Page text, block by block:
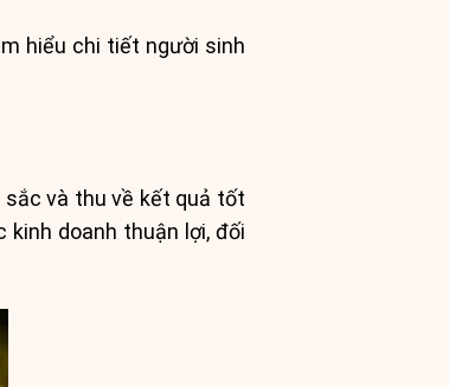
hiểu chi tiết người sinh
và thu về kết quả tốt
doanh thuận lợi, đối